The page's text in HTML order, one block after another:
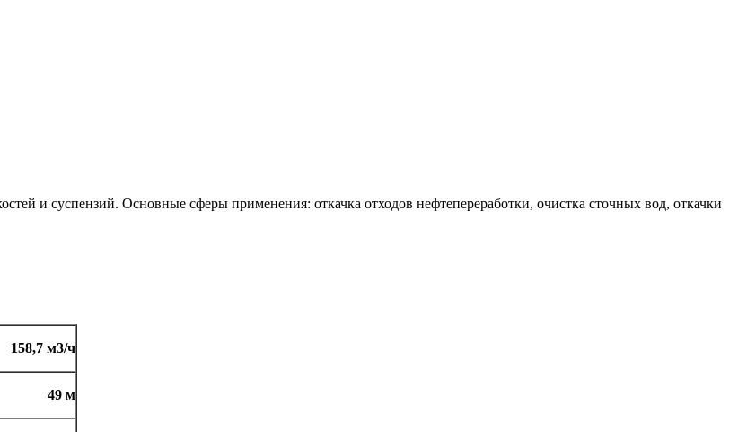
и суспензий. Основные сферы применения: откачка отходов нефтепереработки, очистка сточных вод, откачки
158,7 м3/ч
49 м